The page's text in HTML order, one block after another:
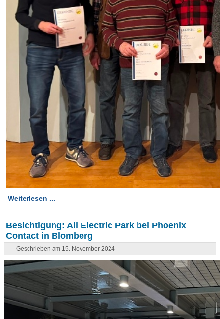
Weiterlesen ...
Besichtigung: All Electric Park bei Phoenix
Contact in Blomberg
Geschrieben am 15. November 2024